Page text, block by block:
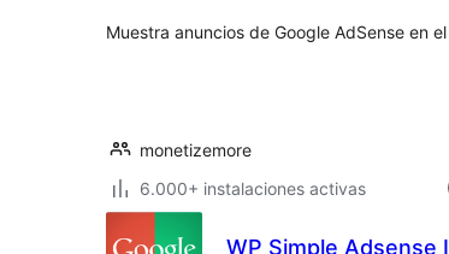
Muestra anuncios de Google AdSense en
monetizemore
6.000+ instalaciones activas
WP Simple Adsense